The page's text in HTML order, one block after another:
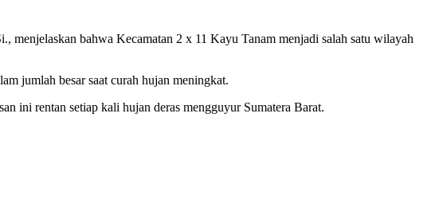
bahwa Kecamatan 2 x 11 Kayu Tanam menjadi salah satu​ wilayah⁣
jumlah besar​ saat curah hujan meningkat.
ini rentan setiap kali⁢ hujan deras mengguyur Sumatera Barat.